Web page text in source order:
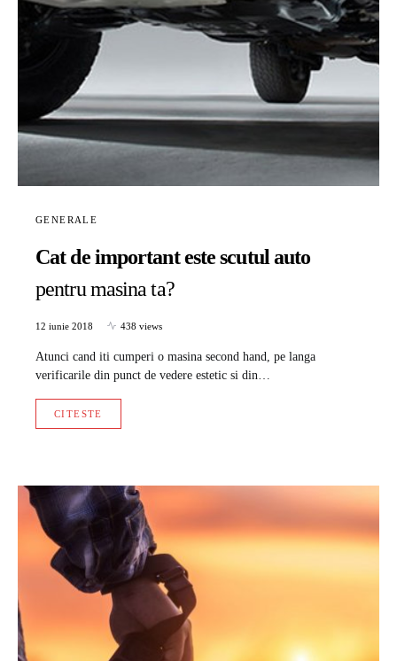
GENERALE
Cat de important este scutul auto
pentru masina ta?
12 iunie 2018 438 views
Atunci cand iti cumperi o masina second hand, pe langa
verificarile din punct de vedere estetic si din…
CITESTE